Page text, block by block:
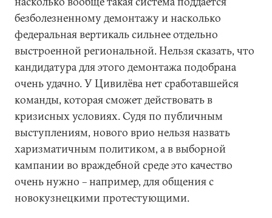
безболезненному демонтажу и насколько
федеральная вертикаль сильнее отдельно
выстроенной региональной. Нельзя сказать, что
кандидатура для этого демонтажа подобрана
очень удачно. У Цивилёва нет сработавшейся
команды, которая сможет действовать в
кризисных условиях. Судя по публичным
выступлениям, нового врио нельзя назвать
харизматичным политиком, а в выборной
кампании во враждебной среде это качество
очень нужно – например, для общения с
новокузнецкими протестующими.